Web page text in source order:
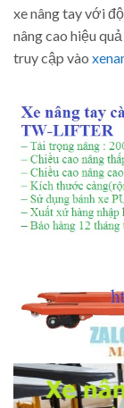
xe nâng tay với
nâng cao hiệu
truy cập vào